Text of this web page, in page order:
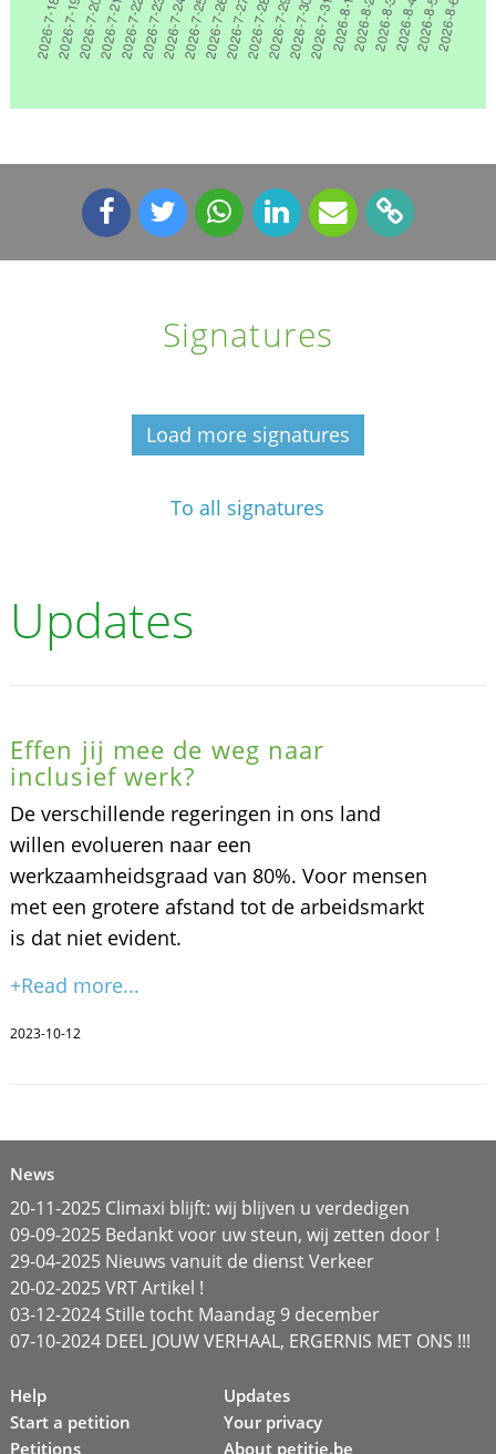
Signatures
Load more signatures
To all signatures
Updates
Effen jij mee de weg naar
inclusief werk?
De verschillende regeringen in ons land
willen evolueren naar een
werkzaamheidsgraad van 80%. Voor mensen
met een grotere afstand tot de arbeidsmarkt
is dat niet evident.
+Read more...
2023-10-12
News
20-11-2025 Climaxi blijft: wij blijven u verdedigen
09-09-2025 Bedankt voor uw steun, wij zetten door !
29-04-2025 Nieuws vanuit de dienst Verkeer
20-02-2025 VRT Artikel !
03-12-2024 Stille tocht Maandag 9 december
07-10-2024 DEEL JOUW VERHAAL, ERGERNIS MET ONS !!!
Help
Start a petition
Petitions
Updates
Your privacy
About petitie.be